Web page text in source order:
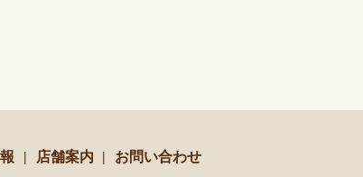
店舗案内 お問い合わせ